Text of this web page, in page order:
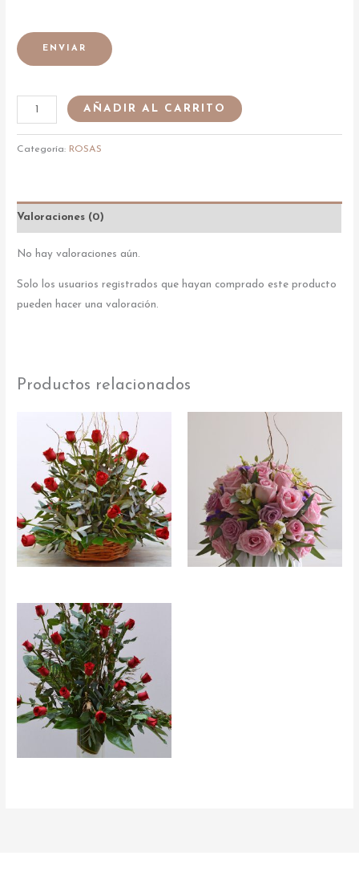
ENVIAR
AÑADIR AL CARRITO
Categoría: ROSAS
Valoraciones (0)
No hay valoraciones aún.
Solo los usuarios registrados que hayan comprado este producto
pueden hacer una valoración.
Productos relacionados